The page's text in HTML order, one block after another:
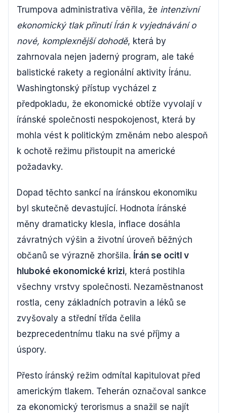
Trumpova administrativa věřila, že intenzivní
ekonomický tlak přinutí Írán k vyjednávání o
nové, komplexnější dohodě, která by
zahrnovala nejen jaderný program, ale také
balistické rakety a regionální aktivity Íránu.
Washingtonský přístup vycházel z
předpokladu, že ekonomické obtíže vyvolají v
íránské společnosti nespokojenost, která by
mohla vést k politickým změnám nebo alespoň
k ochotě režimu přistoupit na americké
požadavky.
Dopad těchto sankcí na íránskou ekonomiku
byl skutečně devastující. Hodnota íránské
měny dramaticky klesla, inflace dosáhla
závratných výšin a životní úroveň běžných
občanů se výrazně zhoršila. Írán se ocitl v
hluboké ekonomické krizi, která postihla
všechny vrstvy společnosti. Nezaměstnanost
rostla, ceny základních potravin a léků se
zvyšovaly a střední třída čelila
bezprecedentnímu tlaku na své příjmy a
úspory.
Přesto íránský režim odmítal kapitulovat před
americkým tlakem. Teherán označoval sankce
za ekonomický terorismus a snažil se najít